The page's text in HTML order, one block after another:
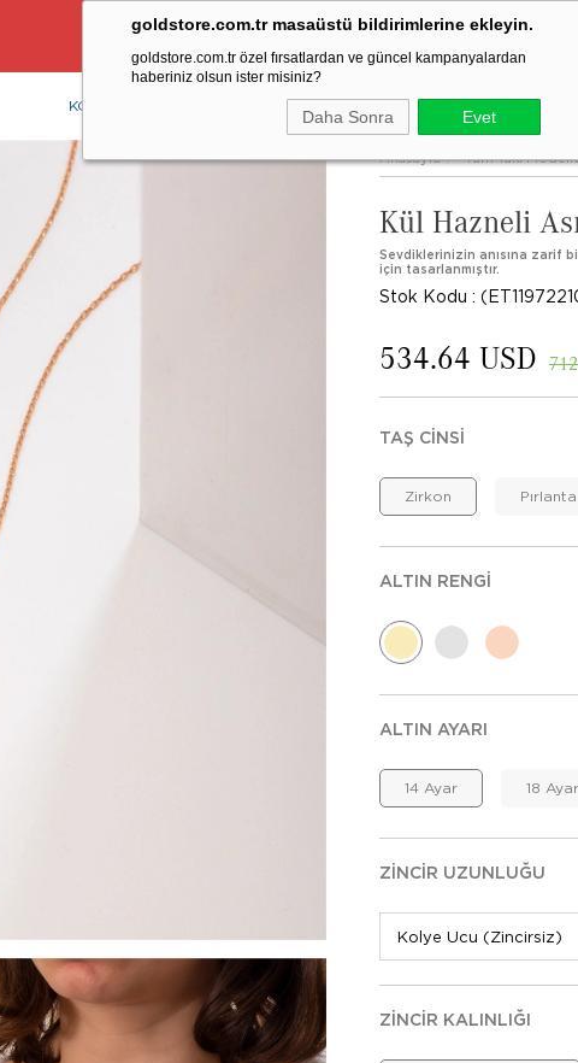
goldstore.com.tr masaüstü bildirimlerine ekleyin.
goldstore.com.tr özel fırsatlardan ve güncel kampanyalardan
haberiniz olsun ister misiniz?
Daha Sonra Evet
Ücretsiz Aynı Gün Kargo Fırsatı
KOLYE BİLEKLİK RENKLİ TAŞLAR
Anasayfa Tüm Takı
Kül Hazneli
Sevdiklerinizin anısına zarif
için tasarlanmıştır.
Stok Kodu
534.64 USD
TAŞ CINSI
Zirkon Pırlanta
ALTIN RENGI
ALTIN AYARI
14 Ayar 18 Ayar
ZINCIR UZUNLUĞU
ZINCIR KALINLIĞI